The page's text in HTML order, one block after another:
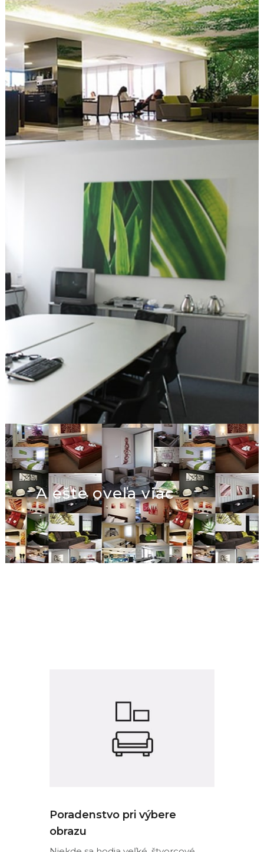
A ešte oveľa viac
Poradenstvo pri výbere
obrazu